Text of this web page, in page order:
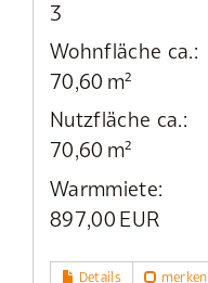
3
Wohnfläche ca.:
70,60 m²
Nutzfläche ca.:
70,60 m²
Warmmiete:
897,00 EUR
Details merken